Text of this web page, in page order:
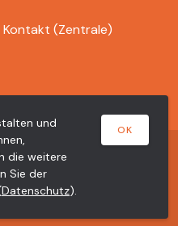
Kontakt (Zentrale)
AG
und
die weitere
Sie der
Datenschutz).
OK